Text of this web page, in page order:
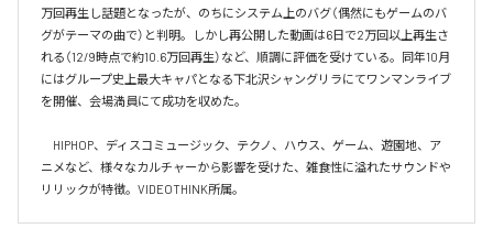
万回再生し話題となったが、のちにシステム上のバグ（偶然にもゲームのバ
グがテーマの曲で）と判明。しかし再公開した動画は6日で2万回以上再生さ
れる（12/9時点で約10.6万回再生）など、順調に評価を受けている。同年10月
にはグループ史上最大キャパとなる下北沢シャングリラにてワンマンライブ
を開催、会場満員にて成功を収めた。
HIPHOP、ディスコミュージック、テクノ、ハウス、ゲーム、遊園地、ア
ニメなど、様々なカルチャーから影響を受けた、雑食性に溢れたサウンドや
リリックが特徴。VIDEOTHINK所属。